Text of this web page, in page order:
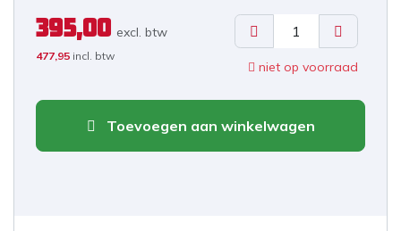
395,00 excl. btw
477,95 incl. btw
niet op voorraad
Toevoegen aan winkelwagen